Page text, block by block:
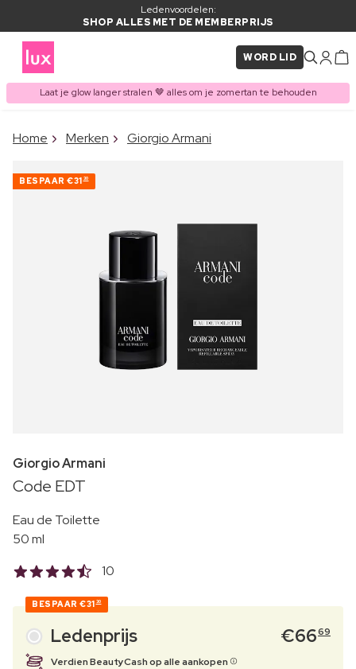
Ledenvoordelen:
SHOP ALLES MET DE MEMBERPRIJS
WORD LID
Laat je glow langer stralen 🤎 alles om je zomertan te behouden
ITEM TOEGEVOEGD AAN
Vaak samen gekocht met
Home Merken Giorgio Armani
BESPAAR €31 30
Giorgio Armani
Code EDT
Eau de Toilette
50 ml
10
BESPAAR €31 30
Ledenprijs €6669
Verdien BeautyCash op alle aankopen